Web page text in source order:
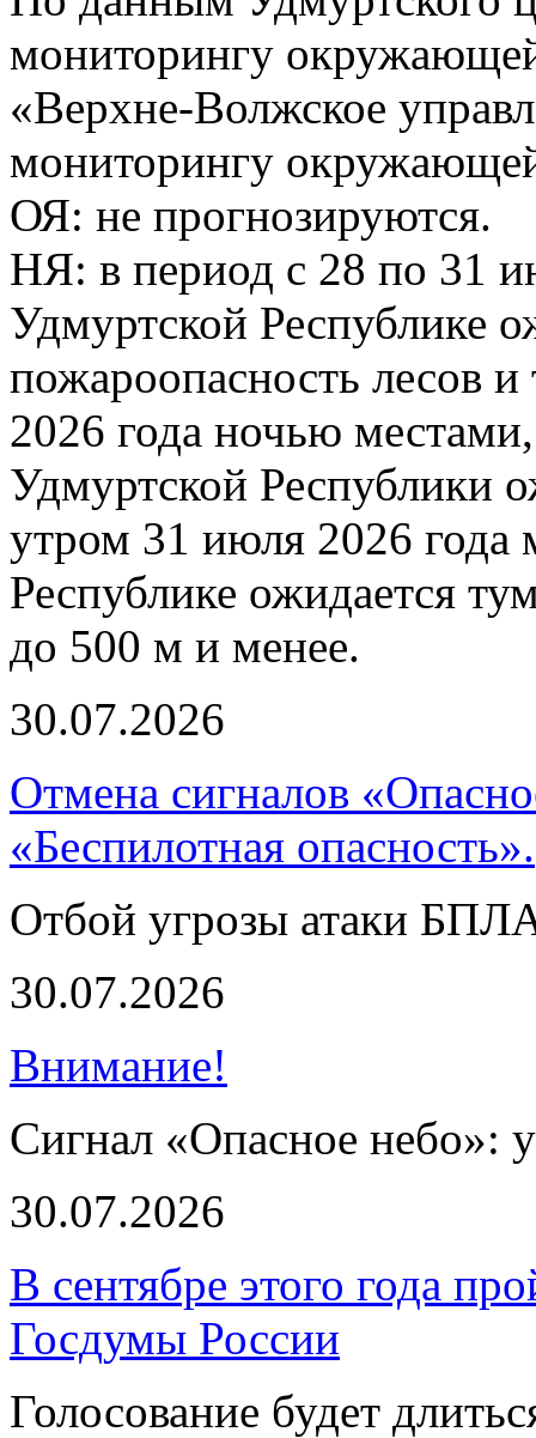
мониторингу
«Верхне-Волжское
мониторингу
ОЯ: не прогнозируются.
НЯ: в период с 28 по 31
Удмуртской Республике
пожароопасность лесов
2026 года ночью
Удмуртской Республики
утром 31 июля 2026 года
Республике ожидается
до 500 м и менее.
30.07.2026
Отмена сигналов
«Беспилотная опасность».
Отбой угрозы атаки
30.07.2026
Внимание!
Сигнал «Опасное небо»:
30.07.2026
В сентябре этого года
Госдумы России
Голосование будет